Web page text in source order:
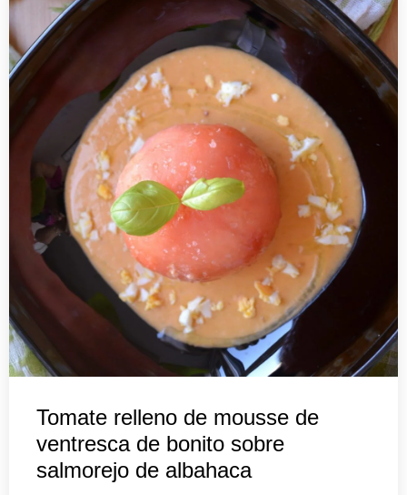
Tomate relleno de mousse de
ventresca de bonito sobre
salmorejo de albahaca